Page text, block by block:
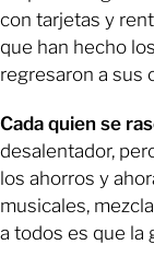
con tarjetas y
que han hecho
regresaron a sus
Cada quien se
desalentador,
los ahorros y
musicales,
a todos es que la